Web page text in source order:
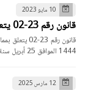
10 مايو 2023
قانون رقم 23-02 يتعلق بممارسة الحق النقابي PDF
1444 الموافق 25 أبريل سنة 2023، يتعلق…
12 مارس 2025